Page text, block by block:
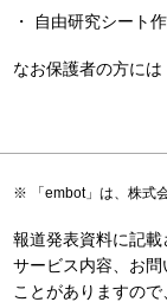
自由研究シート作
なお保護者の方には
「embot」は、株式
報道発表資料に記載
サービス内容、お
ことがありますので